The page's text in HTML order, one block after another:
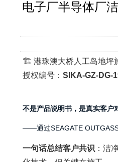
电子厂半导体厂
🏗️ 港珠澳大桥人工岛地坪
授权编号：SIKA-GZ-DG-
不是产品说明书，是真实客户
——通过SEAGATE
一句话总结客户共识 ：洁